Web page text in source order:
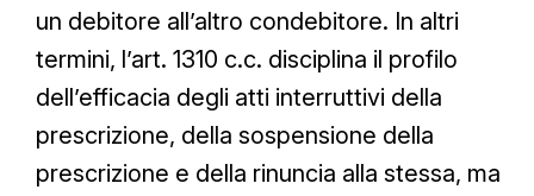
un debitore all’altro condebitore. In altri
termini, l’art. 1310 c.c. disciplina il profilo
dell’efficacia degli atti interruttivi della
prescrizione, della sospensione della
prescrizione e della rinuncia alla stessa, ma